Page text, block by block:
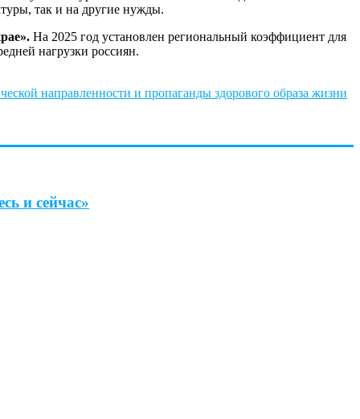
так и на другие нужды.
На 2025 год установлен региональный коэффициент для
нагрузки россиян.
направленности и пропаганды здорового образа жизни
и сейчас»